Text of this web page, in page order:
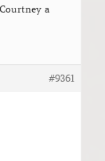
a
#9361